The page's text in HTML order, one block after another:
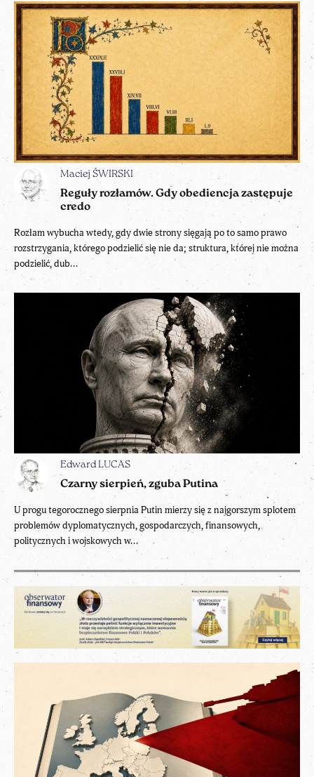
Maciej ŚWIRSKI
Reguły rozłamów. Gdy obediencja zastępuje
credo
Rozłam wybucha wtedy, gdy dwie strony sięgają po to samo prawo
rozstrzygania, którego podzielić się nie da; struktura, której nie można
podzielić, dub...
Edward LUCAS
Czarny sierpień, zguba Putina
U progu tegorocznego sierpnia Putin mierzy się z najgorszym splotem
problemów dyplomatycznych, gospodarczych, finansowych,
politycznych i wojskowych w...